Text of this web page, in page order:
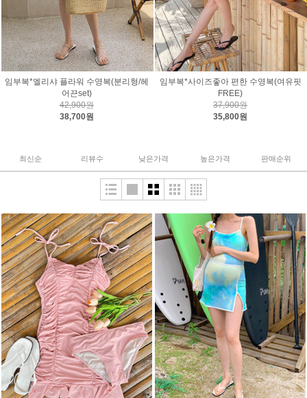
임부복*엘리샤 플라워 수영복(분리형/헤
어끈set)
42,900원
38,700원
임부복*사이즈좋아 편한 수영복(여유핏
FREE)
37,900원
35,800원
최신순 리뷰수 낮은가격 높은가격 판매순위